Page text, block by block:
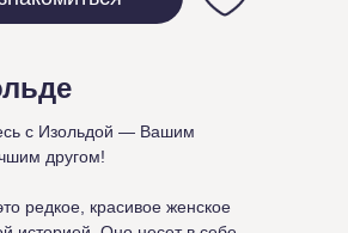
с Изольдой — Вашим
другом!
редкое, красивое женское